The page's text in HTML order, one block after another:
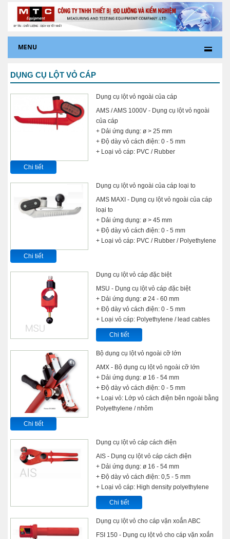
MENU
DỤNG CỤ LỘT VỎ CÁP
Dụng cụ lột vỏ ngoài của cáp
AMS / AMS 1000V - Dụng cụ lột vỏ ngoài
của cáp
+ Dải ứng dụng: ø > 25 mm
+ Độ dày vỏ cách điện: 0 - 5 mm
+ Loại vỏ cáp: PVC / Rubber
Chi tiết
Dụng cụ lột vỏ ngoài của cáp loại to
AMS MAXI - Dụng cụ lột vỏ ngoài của cáp
loại to
+ Dải ứng dụng: ø > 45 mm
+ Độ dày vỏ cách điện: 0 - 5 mm
+ Loại vỏ cáp: PVC / Rubber / Polyethylene
Chi tiết
Dụng cụ lột vỏ cáp đặc biệt
MSU - Dụng cụ lột vỏ cáp đặc biệt
+ Dải ứng dụng: ø 24 - 60 mm
+ Độ dày vỏ cách điện: 0 - 5 mm
+ Loại vỏ cáp: Polyethylene / lead cables
Chi tiết
Bộ dụng cụ lột vỏ ngoài cỡ lớn
AMX - Bộ dụng cụ lột vỏ ngoài cỡ lớn
+ Dải ứng dụng: ø 16 - 54 mm
+ Độ dày vỏ cách điện: 0 - 5 mm
+ Loại vỏ: Lớp vỏ cách điện bên ngoài bằng
Polyethylene / nhôm
Chi tiết
Dụng cụ lột vỏ cáp cách điện
AIS - Dụng cụ lột vỏ cáp cách điện
+ Dải ứng dụng: ø 16 - 54 mm
+ Độ dày vỏ cách điện: 0,5 - 5 mm
+ Loại vỏ cáp: High density polyethylene
Chi tiết
Dụng cụ lột vỏ cho cáp vặn xoắn ABC
FSI 150 - Dụng cụ lột vỏ cho cáp vặn xoắn